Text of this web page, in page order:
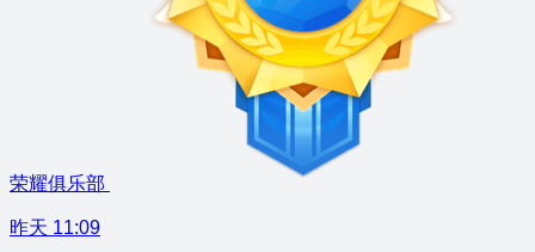
荣耀俱乐部
昨天 11:09